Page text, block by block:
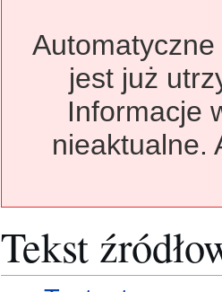
jest już
Informacje
nieaktualne.
Tekst